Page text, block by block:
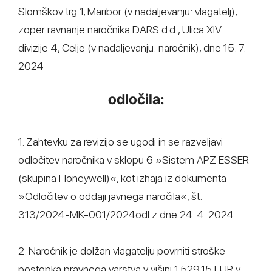
Slomškov trg 1, Maribor (v nadaljevanju: vlagatelj),
zoper ravnanje naročnika DARS d.d., Ulica XIV.
divizije 4, Celje (v nadaljevanju: naročnik), dne 15. 7.
2024
odločila:
1. Zahtevku za revizijo se ugodi in se razveljavi
odločitev naročnika v sklopu 6 »Sistem APZ ESSER
(skupina Honeywell)«, kot izhaja iz dokumenta
»Odločitev o oddaji javnega naročila«, št.
313/2024-MK-001/2024odl z dne 24. 4. 2024.
2. Naročnik je dolžan vlagatelju povrniti stroške